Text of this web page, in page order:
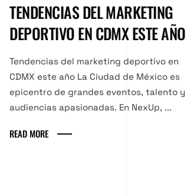
TENDENCIAS DEL MARKETING
DEPORTIVO EN CDMX ESTE AÑO
Tendencias del marketing deportivo en
CDMX este año La Ciudad de México es
epicentro de grandes eventos, talento y
audiencias apasionadas. En NexUp, ...
READ MORE